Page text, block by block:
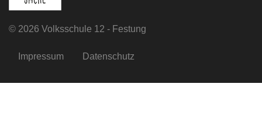
© 2026 Volksschule 12 - Festung
Impressum Datenschutz